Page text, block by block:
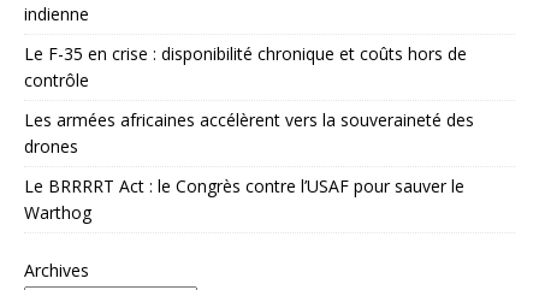
indienne
Le F-35 en crise : disponibilité chronique et coûts hors de
contrôle
Les armées africaines accélèrent vers la souveraineté des
drones
Le BRRRRT Act : le Congrès contre l’USAF pour sauver le
Warthog
Archives